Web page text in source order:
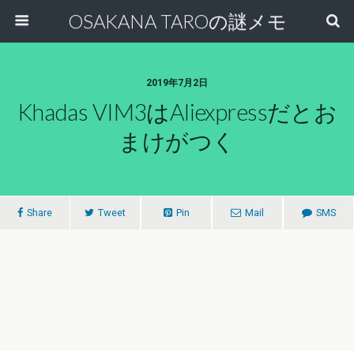
OSAKANA TAROの謎メモ
2019年7月2日
Khadas VIM3はaliexpressだとお
まけがつく
Share Tweet Pin Mail SMS